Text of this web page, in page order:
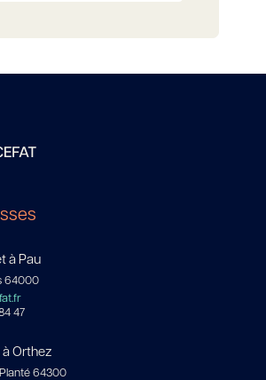
à Pau
64000
47
Orthez
64300